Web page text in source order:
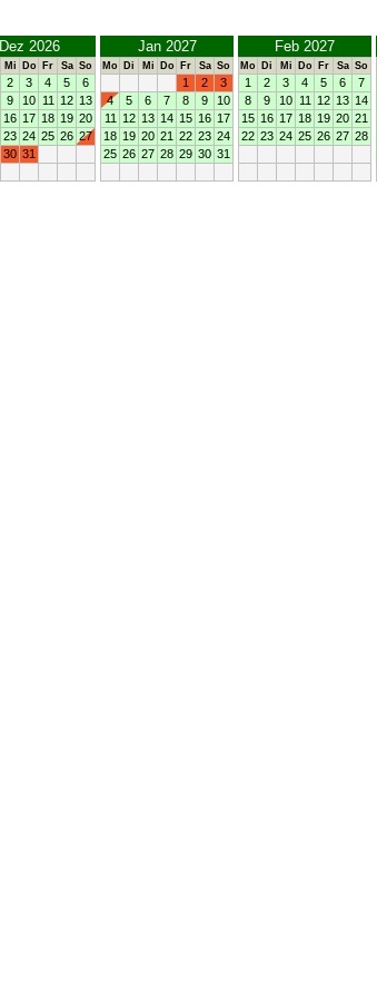
Dez 2026
Mi Do Fr Sa So
2 3 4 5
6
9 10 11 12 13
16 17 18 19 20
23 24 25 26 27
30 31
Jan 2027
Mo Di Mi Do Fr Sa So
1 2
3
4
5 6 7 8 9
10
11
12 13 14 15 16 17
18 19 20 21 22 23 24
25 26 27 28 29 30 31
Feb 2027
Mo Di Mi Do Fr Sa So
1 2 3 4 5 6
7
8
9 10 11 12 13 14
15 16 17 18 19 20 21
22 23 24 25 26 27 28